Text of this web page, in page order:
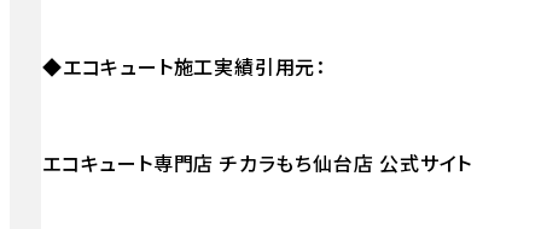
◆エコキュート施工実績引用元：
エコキュート専門店 チカラもち仙台店 公式サイト